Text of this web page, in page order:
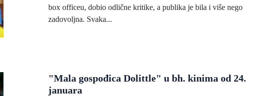
box officeu, dobio odlične kritike, a publika je bila i više nego
zadovoljna. Svaka...
"Mala gospođica Dolittle" u bh. kinima od 24.
januara